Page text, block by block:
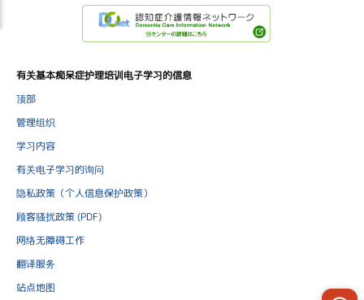
有关基本痴呆症护理培训电子学习的信息
顶部
管理组织
学习内容
有关电子学习的询问
隐私政策（个人信息保护政策）
顾客骚扰政策 (PDF)
网络无障碍工作
翻译服务
站点地图